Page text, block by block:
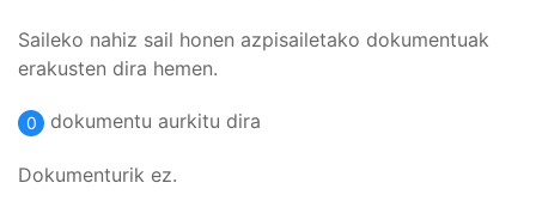
Saileko nahiz sail honen azpisailetako dokumentuak
erakusten dira hemen.
0 dokumentu aurkitu dira
Dokumenturik ez.